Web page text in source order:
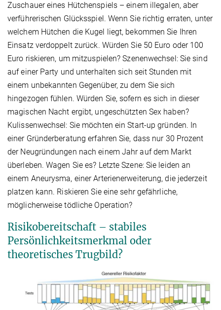
Zuschauer eines Hütchenspiels – einem illegalen, aber
verführerischen Glücksspiel. Wenn Sie richtig erraten, unter
welchem Hütchen die Kugel liegt, bekommen Sie Ihren
Einsatz verdoppelt zurück. Würden Sie 50 Euro oder 100
Euro riskieren, um mitzuspielen? Szenenwechsel: Sie sind
auf einer Party und unterhalten sich seit Stunden mit
einem unbekannten Gegenüber, zu dem Sie sich
hingezogen fühlen. Würden Sie, sofern es sich in dieser
magischen Nacht ergibt, ungeschützten Sex haben?
Kulissenwechsel: Sie möchten ein Start-up gründen. In
einer Gründerberatung erfahren Sie, dass nur 30 Prozent
der Neugründungen nach einem Jahr auf dem Markt
überleben. Wagen Sie es? Letzte Szene: Sie leiden an
einem Aneurysma, einer Arterienerweiterung, die jederzeit
platzen kann. Riskieren Sie eine sehr gefährliche,
möglicherweise tödliche Operation?
Risikobereitschaft – stabiles
Persönlichkeitsmerkmal oder
theoretisches Trugbild?